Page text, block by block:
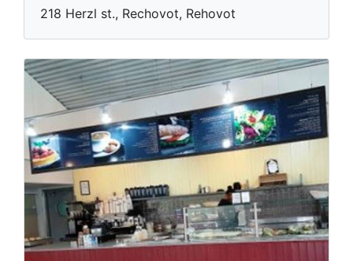
218 Herzl st., Rechovot, Rehovot